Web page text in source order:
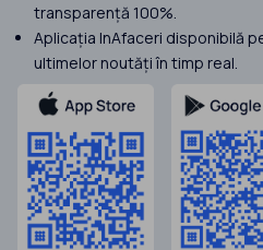
transparență 100%.
Aplicația InAfaceri disponibilă
ultimelor noutăți în timp real.